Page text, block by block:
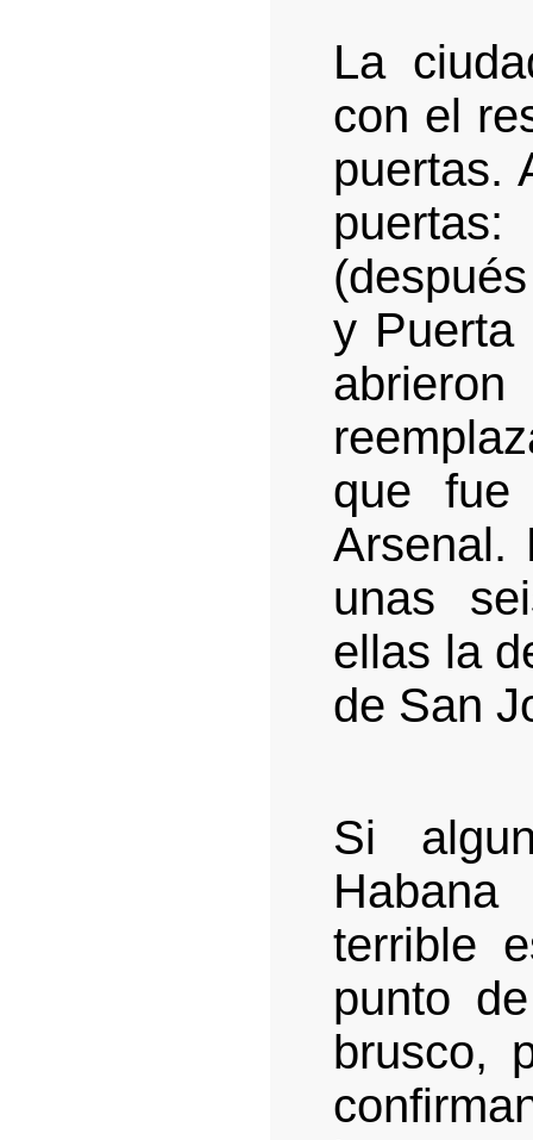
La
con el
puertas.
y Puerta
que fue
Arsenal.
unas
ellas la
de San
Si
terrible
punto
brusco,